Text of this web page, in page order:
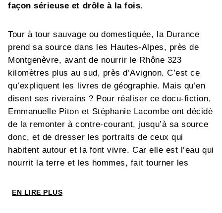
façon sérieuse et drôle à la fois.
Tour à tour sauvage ou domestiquée, la Durance
prend sa source dans les Hautes-Alpes, près de
Montgenèvre, avant de nourrir le Rhône 323
kilomètres plus au sud, près d’Avignon. C’est ce
qu’expliquent les livres de géographie. Mais qu’en
disent ses riverains ? Pour réaliser ce docu-fiction,
Emmanuelle Piton et Stéphanie Lacombe ont décidé
de la remonter à contre-courant, jusqu’à sa source
donc, et de dresser les portraits de ceux qui
habitent autour et la font vivre. Car elle est l’eau qui
nourrit la terre et les hommes, fait tourner les
les berges des lacs qu’elle alimente touristes et
EN LIRE PLUS